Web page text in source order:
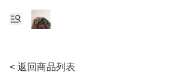
< 返回商品列表